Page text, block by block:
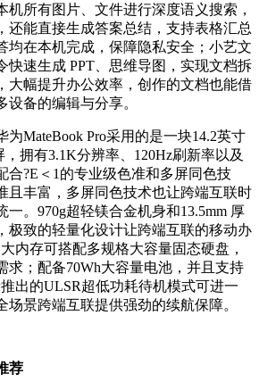
机所有图片、文件进行深度语义搜索，
还能直接生成答案总结，支持表格汇总
均在本机完成，保障隐私安全；小艺文
快速生成 PPT、思维导图，实现文档拆
大幅提升办公效率，创作的文档也能借
设备的编辑与分享。
MateBook Pro采用的是一块14.2英寸
拥有3.1K分辨率、120Hz刷新率以及
合?E＜1的专业级色准和多屏同色技
且丰富，多屏同色技术也让跨端互联时
一。970g超轻镁合金机身和13.5mm 厚
极致的轻量化设计让跨端互联的移动办
内存可搭配多规格大容量固态硬盘，
求；配备70Wh大容量电池，并且支持
出的ULSR超低功耗待机模式可进一
场景跨端互联提供强劲的续航保障。
荐